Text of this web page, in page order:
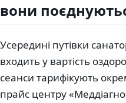
вони
Усередині путівки
входить у вартість
сеанси тарифікують
прайс центру